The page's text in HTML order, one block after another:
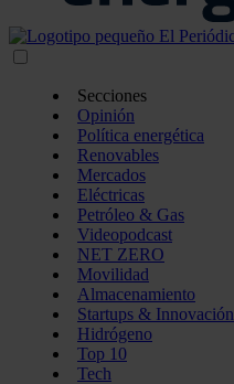
Secciones
Opinión
Política energética
Renovables
Mercados
Eléctricas
Petróleo & Gas
Videopodcast
NET ZERO
Movilidad
Almacenamiento
Startups & Innovación
Hidrógeno
Top 10
Tech